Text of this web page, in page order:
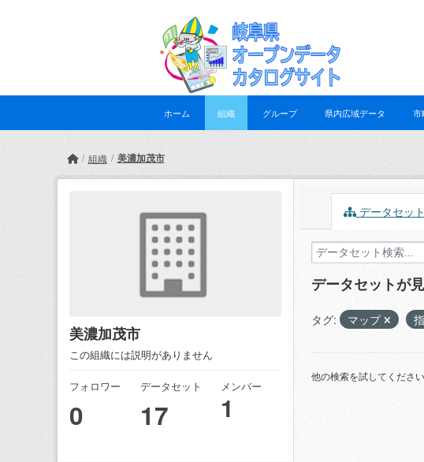
ホーム 組織 グループ 県内広域データ 市
組織 美濃加茂市
美濃加茂市
この組織には説明がありません
フォロワー
0
データセット
17
メンバー
1
データセット
データセットが
タグ: マップ
他の検索を試してください